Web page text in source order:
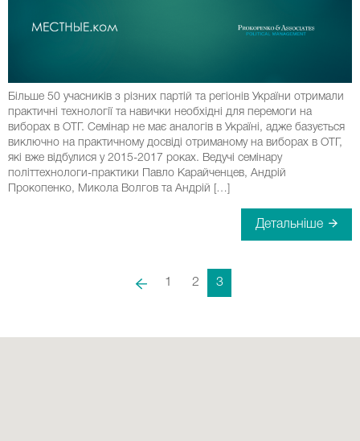
Більше 50 учасників з різних партій та регіонів України отримали
практичні технології та навички необхідні для перемоги на
виборах в ОТГ. Семінар не має аналогів в Україні, адже базується
виключно на практичному досвіді отриманому на виборах в ОТГ,
які вже відбулися у 2015-2017 роках. Ведучі семінару
політтехнологи-практики Павло Карайченцев, Андрій
Прокопенко, Микола Волгов та Андрій […]
Детальніше
1 2 3